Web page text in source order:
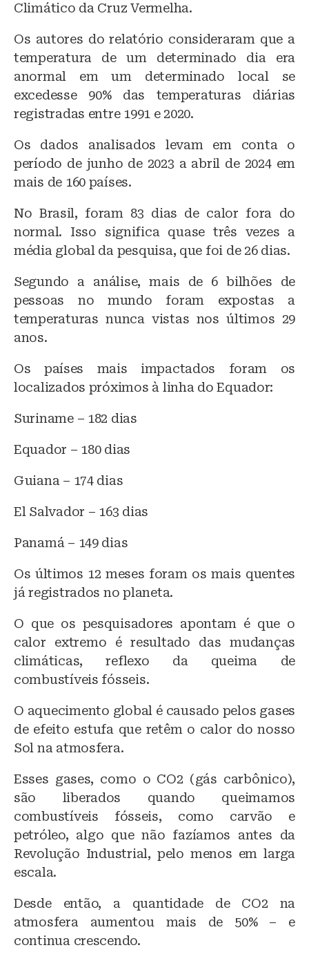
Climático da Cruz Vermelha.
Os autores do relatório consideraram que a
temperatura de um determinado dia era
anormal em um determinado local se
excedesse 90% das temperaturas diárias
registradas entre 1991 e 2020.
Os dados analisados levam em conta o
período de junho de 2023 a abril de 2024 em
mais de 160 países.
No Brasil, foram 83 dias de calor fora do
normal. Isso significa quase três vezes a
média global da pesquisa, que foi de 26 dias.
Segundo a análise, mais de 6 bilhões de
pessoas no mundo foram expostas a
temperaturas nunca vistas nos últimos 29
anos.
Os países mais impactados foram os
localizados próximos à linha do Equador:
Suriname – 182 dias
Equador – 180 dias
Guiana – 174 dias
El Salvador – 163 dias
Panamá – 149 dias
Os últimos 12 meses foram os mais quentes
já registrados no planeta.
O que os pesquisadores apontam é que o
calor extremo é resultado das mudanças
climáticas, reflexo da queima de
combustíveis fósseis.
O aquecimento global é causado pelos gases
de efeito estufa que retêm o calor do nosso
Sol na atmosfera.
Esses gases, como o CO2 (gás carbônico),
são liberados quando queimamos
combustíveis fósseis, como carvão e
petróleo, algo que não fazíamos antes da
Revolução Industrial, pelo menos em larga
escala.
Desde então, a quantidade de CO2 na
atmosfera aumentou mais de 50% – e
continua crescendo.